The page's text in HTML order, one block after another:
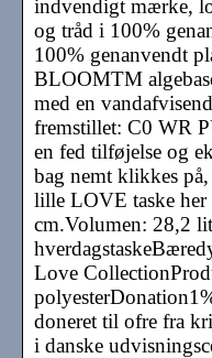
indvendigt mærke,
og tråd i 100%
100% genanvendt
BLOOMTM
med en
fremstillet: C0 WR
en fed tilføjelse og
bag nemt klikkes på,
lille LOVE taske
cm.Volumen: 28,2
Love
doneret til ofre fra
i danske